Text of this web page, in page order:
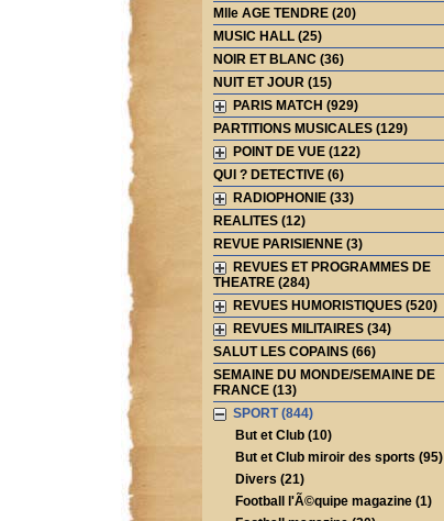
Mlle AGE TENDRE (20)
MUSIC HALL (25)
NOIR ET BLANC (36)
NUIT ET JOUR (15)
PARIS MATCH (929)
PARTITIONS MUSICALES (129)
POINT DE VUE (122)
QUI ? DETECTIVE (6)
RADIOPHONIE (33)
REALITES (12)
REVUE PARISIENNE (3)
REVUES ET PROGRAMMES DE
THEATRE (284)
REVUES HUMORISTIQUES (520)
REVUES MILITAIRES (34)
SALUT LES COPAINS (66)
SEMAINE DU MONDE/SEMAINE DE
FRANCE (13)
SPORT (844)
But et Club (10)
But et Club miroir des sports (95)
Divers (21)
Football l'Ã©quipe magazine (1)